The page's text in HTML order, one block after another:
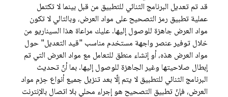
قد تم تعديل البرنامج الثنائي للتطبيق من قبل بينما لا تكتمل
عملية تطبيق رمز التصحيح على مواد العرض، وبالتالي لا تكون
مواد العرض جاهزة للوصول إليها. عليك مراعاة هذا السيناريو من
خلال توفير عنصر واجهة مستخدم مناسب "قيد التعديل" حول
مواد العرض هذه، أو إنشاء منطق للتعامل مع مواد العرض التي تم
إبطال صلاحيتها وغير الجاهزة للوصول إليها. بما أنّ تحديث
البرنامج الثنائي للتطبيق لا يتم إلّا بعد تنزيل جميع أنواع حِزم مواد
العرض، فإنّ تطبيق التصحيح هو إجراء محلي بلا اتصال بالإنترنت